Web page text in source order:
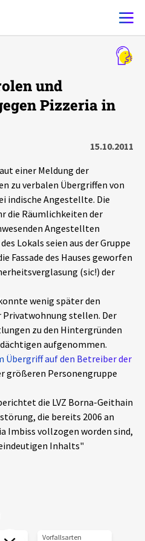
und
Pizzeria in
15.10.2011
einer Meldung der
zu verbalen Übergriffen von
indische Angestellte. Die
die Räumlichkeiten der
Angestellten
Lokals seien aus der Gruppe
Fassade des Hauses geworfen
(sic!) der
wenig später den
stellen. Der
zu den Hintergründen
aufgenommen.
Übergriff auf den Betreiber der
größeren Personengruppe
die LVZ Borna-Geithain
die bereits 2006 an
Imbiss vollzogen worden sind,
Inhalts"
Vorfallsarten
Statistik
Filter Erklärungen